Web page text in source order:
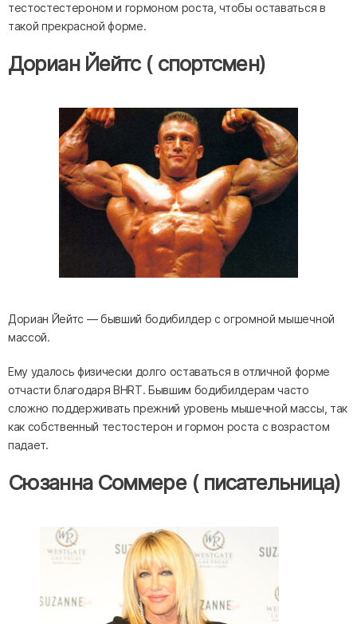
тестостестероном и гормоном роста,чтобы оставаться в
такой прекрасной форме.
Дориан Йейтс ( спортсмен)
Дориан Йейтс — бывший бодибилдер с огромной мышечной
массой.
Ему удалось физически долго оставаться в отличной форме
отчасти благодаря BHRT. Бывшим бодибилдерам часто
сложно поддерживать прежний уровень мышечной массы, так
как собственный тестостерон и гормон роста с возрастом
падает.
Сюзанна Соммере ( писательница)